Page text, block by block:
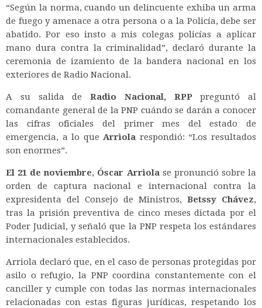
“Según la norma, cuando un delincuente exhiba un arma
de fuego y amenace a otra persona o a la Policía, debe ser
abatido. Por eso insto a mis colegas policías a aplicar
mano dura contra la criminalidad”, declaró durante la
ceremonia de izamiento de la bandera nacional en los
exteriores de Radio Nacional.
A su salida de Radio Nacional, RPPpreguntó al
comandante general de la PNP cuándo se darán a conocer
las cifras oficiales del primer mes del estado de
emergencia, a lo queArriola respondió: “Los resultados
son enormes”.
El 21 de noviembre, Óscar Arriolase pronunció sobre la
orden de captura nacional e internacional contra la
expresidenta del Consejo de Ministros, Betssy Chávez,
tras la prisión preventiva de cinco meses dictada por el
Poder Judicial, y señaló que la PNP respeta los estándares
internacionales establecidos.
Arriola declaró que, en el caso de personas protegidas por
asilo o refugio, la PNP coordina constantemente con el
canciller y cumple con todas las normas internacionales
relacionadas con estas figuras jurídicas, respetando los